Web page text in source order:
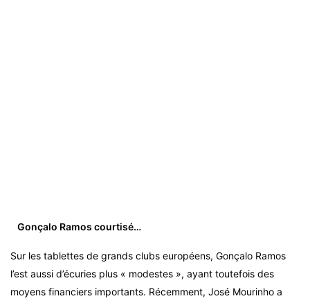
Gonçalo Ramos courtisé…
Sur les tablettes de grands clubs européens, Gonçalo Ramos
l’est aussi d’écuries plus « modestes », ayant toutefois des
moyens financiers importants. Récemment, José Mourinho a